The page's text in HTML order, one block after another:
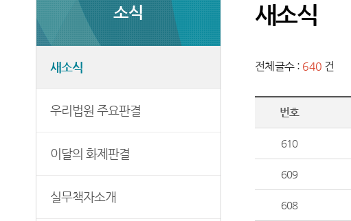
조직 및 전화번호
청사배치
보안검색
우리법원 주요판결
이달의 화제판결
E-mail Club
법률상담안내
자주묻는질문
재판기록열람복사예약
판결서사본 제공신청
판결서 인터넷열람
부조리 신고센터
법원견학
소식
새소식
우리법원 주요판결
이달의 화제판결
실무책자소개
새소식
전체글수 : 640 건
번호
610
609
608